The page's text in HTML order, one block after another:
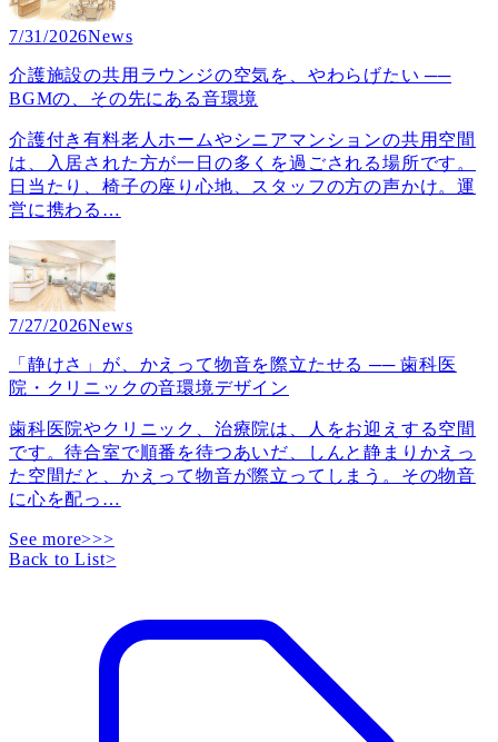
7/31/2026News
介護施設の共用ラウンジの空気を、やわらげたい ──
BGMの、その先にある音環境
介護付き有料老人ホームやシニアマンションの共用空間
は、入居された方が一日の多くを過ごされる場所です。
日当たり、椅子の座り心地、スタッフの方の声かけ。運
営に携わる …
7/27/2026News
「静けさ」が、かえって物音を際立たせる ── 歯科医
院・クリニックの音環境デザイン
歯科医院やクリニック、治療院は、人をお迎えする空間
です。待合室で順番を待つあいだ、しんと静まりかえっ
た空間だと、かえって物音が際立ってしまう。その物音
に心を配っ …
See more>>>
Back to List>